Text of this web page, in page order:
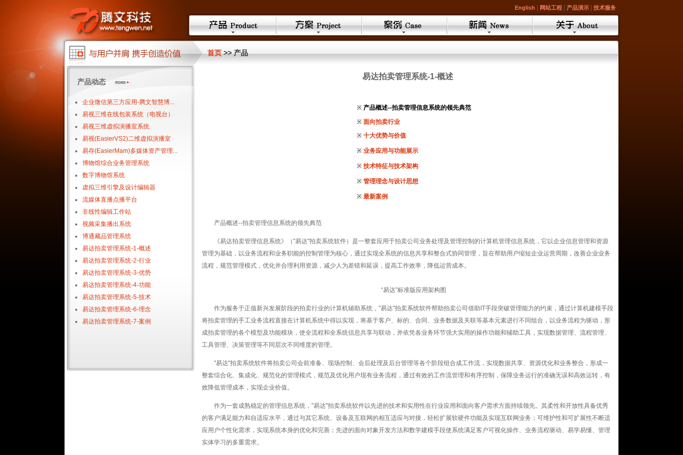
English 网站工程 产品演示 技术服务
首页>> 产品
产品动态
企业微信第三方应用-腾文智慧博...
易视三维在线包装系统（电视台）
易视三维虚拟演播室系统
易视(EasierVS2)二维虚拟演播室
易存(EasierMam)多媒体资产管理...
博物馆综合业务管理系统
数字博物馆系统
虚拟三维引擎及设计编辑器
流媒体直播点播平台
非线性编辑工作站
视频采集播出系统
博通藏品管理系统
易达拍卖管理系统-1-概述
易达拍卖管理系统-2-行业
易达拍卖管理系统-3-优势
易达拍卖管理系统-4-功能
易达拍卖管理系统-5-技术
易达拍卖管理系统-6-理念
易达拍卖管理系统-7-案例
易达拍卖管理系统-1-概述
※ 产品概述--拍卖管理信息系统的领先典范
※ 面向拍卖行业
※ 十大优势与价值
※ 业务应用与功能展示
※ 技术特征与技术架构
※ 管理理念与设计思想
※ 最新案例
产品概述--拍卖管理信息系统的领先典范
《易达拍卖管理信息系统》（"易达"拍卖系统软件）是一整套应用于拍卖公司业务处理及管理控制的计算机管理信息系统，它以企业信息管理和资源
管理为基础，以业务流程和业务职能的控制管理为核心，通过实现全系统的信息共享和整合式协同管理，旨在帮助用户缩短企业运营周期，改善企业业务
流程，规范管理模式，优化并合理利用资源，减少人为差错和延误，提高工作效率，降低运营成本。
“易达”标准版应用架构图
作为服务于正值新兴发展阶段的拍卖行业的计算机辅助系统，"易达"拍卖系统软件帮助拍卖公司借助IT手段突破管理能力的约束，通过计算机建模手段
将拍卖管理的手工业务流程直接在计算机系统中得以实现，将基于客户、标的、合同、业务数据及关联等基本元素进行不同组合，以业务流程为驱动，形
成拍卖管理的各个模型及功能模块，使全流程和全系统信息共享与联动，并依凭各业务环节强大实用的操作功能和辅助工具，实现数据管理、流程管理、
工具管理、决策管理等不同层次不同维度的管理。
"易达"拍卖系统软件将拍卖公司会前准备、现场控制、会后处理及后台管理等各个阶段组合成工作流，实现数据共享、资源优化和业务整合，形成一
整套综合化、集成化、规范化的管理模式，规范及优化用户现有业务流程，通过有效的工作流管理和有序控制，保障业务运行的准确无误和高效运转，有
效降低管理成本，实现企业价值。
作为一套成熟稳定的管理信息系统，"易达"拍卖系统软件以先进的技术和实用性在行业应用和面向客户需求方面持续领先。其柔性和开放性具备优秀
的客户满足能力和自适应水平，通过与其它系统、设备及互联网的相互适应与对接，轻松扩展软硬件功能及实现互联网业务；可维护性和可扩展性不断适
应用户个性化需求，实现系统本身的优化和完善；先进的面向对象开发方法和数学建模手段使系统满足客户可视化操作、业务流程驱动、易学易懂、管理
实体学习的多重需求。